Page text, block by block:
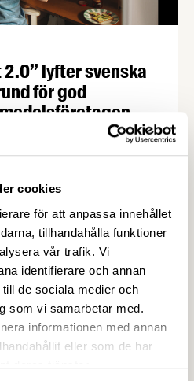
cookies
för att anpassa innehållet
tillhandahålla funktioner
vår trafik. Vi
identifierare och annan
de sociala medier och
som vi samarbetar med.
informationen med annan
eller som de har
lyfter svenska
för god
allvarliga hot mot vår
starkaste tillgångar finns
en robust svensk
få fler att välja svensk
uppdaterat fjolårets
med nya …